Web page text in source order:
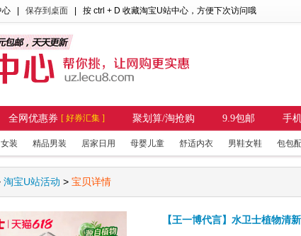
心 保存到桌面 | 按 ctrl + D 收藏淘宝U站中心 ，方便下次访问哦
全网优惠券 [ 好券汇集 ] 聚划算/淘抢购 9.9包邮 手
装 精品男装 居家日用 母婴儿童 舒适内衣 男鞋女鞋 包包
淘宝U站活动 > 宝贝详情
【王一博代言】水卫士植物清